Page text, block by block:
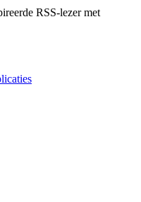
RSS-lezer met